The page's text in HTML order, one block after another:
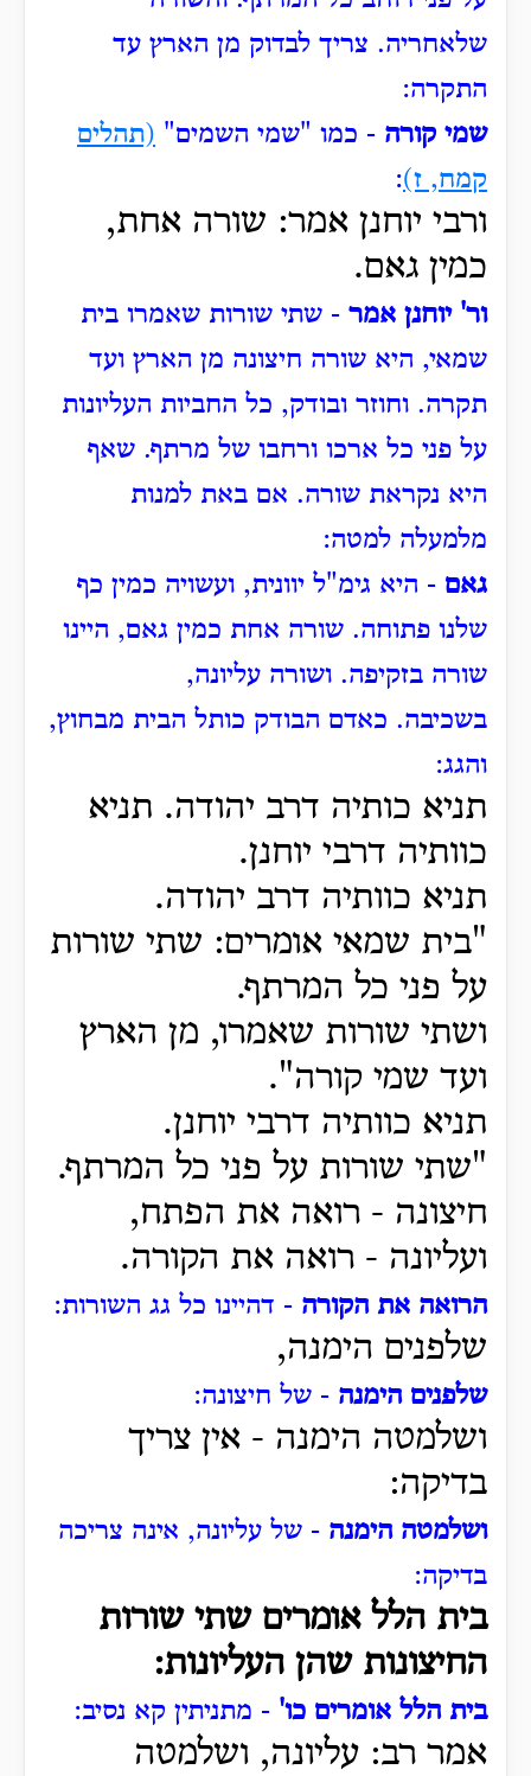
שלאחריה. צריך לבדוק מן הארץ עד
התקרה:
שמי קורה - כמו "שמי השמים" (תהלים
קמח, ז):
ורבי יוחנן אמר: שורה אחת,
כמין גאם.
ור' יוחנן אמר - שתי שורות שאמרו בית
שמאי, היא שורה חיצונה מן הארץ ועד
תקרה. וחוזר ובודק, כל החביות העליונות
על פני כל ארכו ורחבו של מרתף. שאף
היא נקראת שורה. אם באת למנות
מלמעלה למטה:
גאם - היא גימ"ל יוונית, ועשויה כמין כף
שלנו פתוחה. שורה אחת כמין גאם, היינו
שורה בזקיפה. ושורה עליונה,
בשכיבה. כאדם הבודק כותל הבית מבחוץ,
והגג:
תניא כותיה דרב יהודה. תניא
כוותיה דרבי יוחנן.
תניא כוותיה דרב יהודה.
"בית שמאי אומרים: שתי שורות
על פני כל המרתף.
ושתי שורות שאמרו, מן הארץ
ועד שמי קורה".
תניא כוותיה דרבי יוחנן.
"שתי שורות על פני כל המרתף.
חיצונה - רואה את הפתח,
ועליונה - רואה את הקורה.
הרואה את הקורה - דהיינו כל גג השורות:
שלפנים הימנה,
שלפנים הימנה - של חיצונה:
ושלמטה הימנה - אין צריך
בדיקה:
ושלמטה הימנה - של עליונה, אינה צריכה
בדיקה:
בית הלל אומרים שתי שורות
החיצונות שהן העליונות:
בית הלל אומרים כו' - מתניתין קא נסיב:
אמר רב: עליונה, ושלמטה